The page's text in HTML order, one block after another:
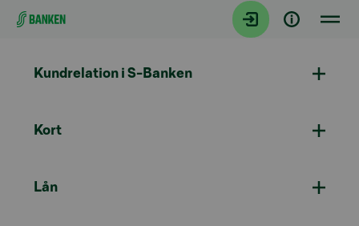
Gå direkt till innehållet
Kundrelation i S-Banken
Kort
Lån